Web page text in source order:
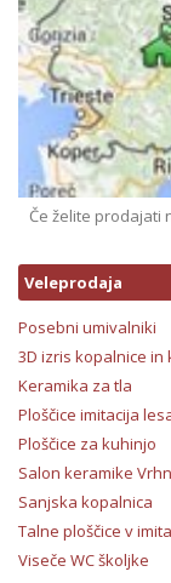
Če želite prodajati
Veleprodaja
Posebni umivalniki
3D izris kopalnice in
Keramika za tla
Ploščice imitacija
Ploščice za kuhinjo
Salon keramike
Sanjska kopalnica
Talne ploščice v
Viseče WC školjke